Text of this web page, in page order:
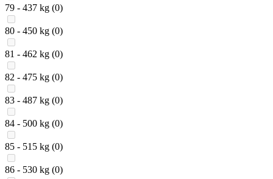
79 - 437 kg (0)
80 - 450 kg (0)
81 - 462 kg (0)
82 - 475 kg (0)
83 - 487 kg (0)
84 - 500 kg (0)
85 - 515 kg (0)
86 - 530 kg (0)